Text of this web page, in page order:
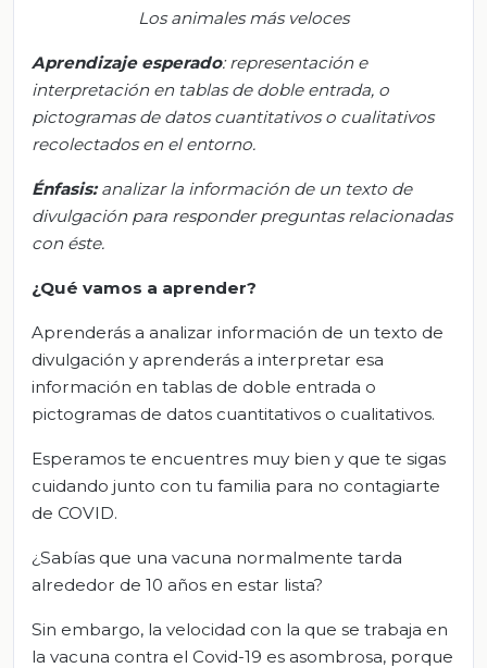
Los animales más veloces
Aprendizaje esperado:representación e
interpretación en tablas de doble entrada, o
pictogramas de datos cuantitativos o cualitativos
recolectados en el entorno.
Énfasis:analizar la información de un texto de
divulgación para responder preguntas relacionadas
con éste.
¿Qué vamos a aprender?
Aprenderás a analizar información de un texto de
divulgación y aprenderás a interpretar esa
información en tablas de doble entrada o
pictogramas de datos cuantitativos o cualitativos.
Esperamos te encuentres muy bien y que te sigas
cuidando junto con tu familia para no contagiarte
de COVID.
¿Sabías que una vacuna normalmente tarda
alrededor de 10 años en estar lista?
Sin embargo, la velocidad con la que se trabaja en
la vacuna contra el Covid-19 es asombrosa, porque